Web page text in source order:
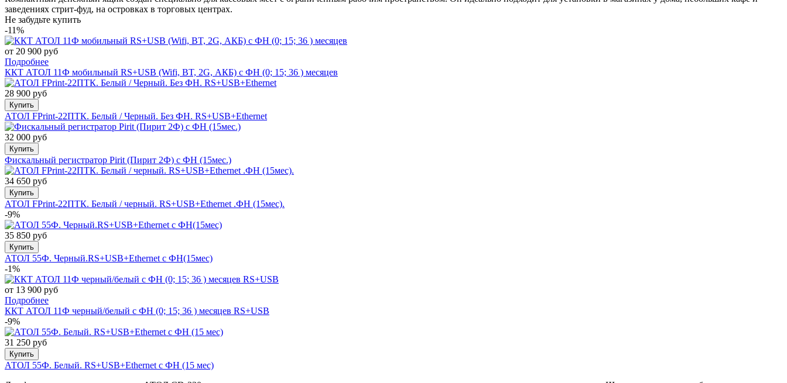
заведениях стрит-фуд, на островках в торговых центрах.
Не забудьте купить
-11%
от 20 900 руб
Подробнее
ККТ АТОЛ 11Ф мобильный RS+USB (Wifi, BT, 2G, АКБ) с ФН (0; 15; 36 ) месяцев
28 900 руб
Купить
АТОЛ FPrint-22ПТК. Белый / Черный. Без ФН. RS+USB+Ethernet
32 000 руб
Купить
Фискальный регистратор Pirit (Пирит 2Ф) с ФН (15мес.)
34 650 руб
Купить
АТОЛ FPrint-22ПТК. Белый / черный. RS+USB+Ethernet .ФН (15мес).
-9%
35 850 руб
Купить
АТОЛ 55Ф. Черный.RS+USB+Ethernet с ФН(15мес)
-1%
от 13 900 руб
Подробнее
ККТ АТОЛ 11Ф черный/белый с ФН (0; 15; 36 ) месяцев RS+USB
-9%
31 250 руб
Купить
АТОЛ 55Ф. Белый. RS+USB+Ethernet с ФН (15 мес)